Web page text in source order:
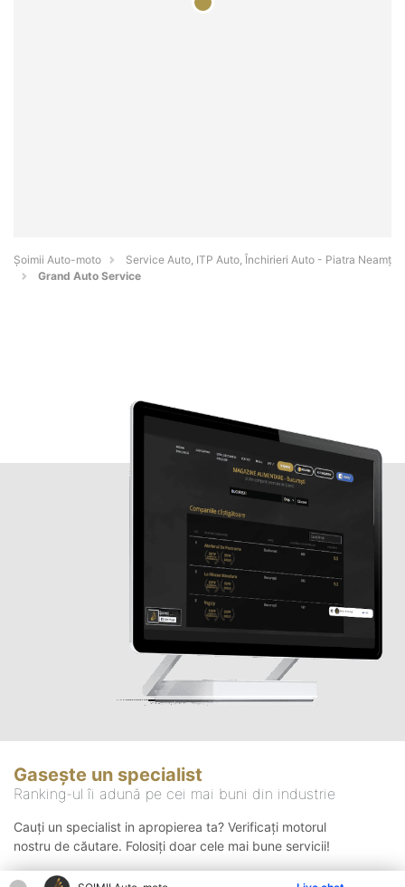
Șoimii Auto-moto
Service Auto, ITP Auto, Închirieri Auto - Piatra Neamţ
Grand Auto Service
Gasește un specialist
Ranking-ul îi adună pe cei mai buni din industrie
Cauți un specialist in apropierea ta? Verificați motorul
nostru de căutare. Folosiți doar cele mai bune servicii!